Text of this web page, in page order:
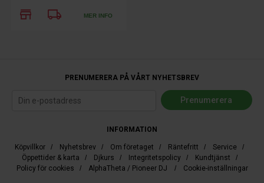
store local_shipping MER INFO
PRENUMERERA PÅ VÅRT NYHETSBREV
INFORMATION
Köpvillkor / Nyhetsbrev / Om företaget / Räntefritt / Service /
Öppettider & karta / Djkurs / Integritetspolicy / Kundtjänst /
Policy för cookies / AlphaTheta / Pioneer DJ / Cookie-inställningar